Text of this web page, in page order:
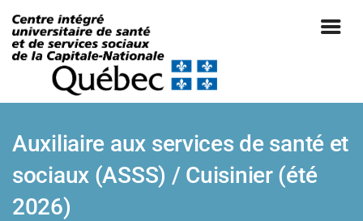
Auxiliaire aux services de santé et
sociaux (ASSS) / Cuisinier (été
2026)